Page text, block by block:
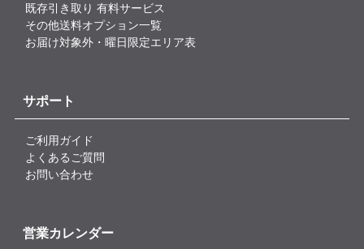
既存引き取り 有料サービス
その他送料オプション一覧
お届け対象外・曜日限定エリア表
サポート
ご利用ガイド
よくあるご質問
お問い合わせ
営業カレンダー